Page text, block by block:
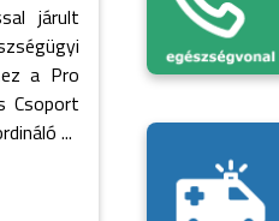
járult
a Pro
Csoport
...